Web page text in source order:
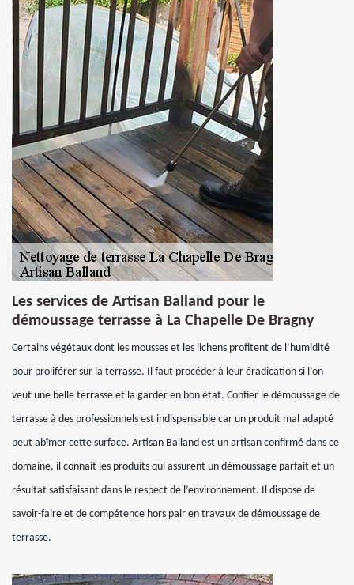
Les services de Artisan Balland pour le
démoussage terrasse à La Chapelle De Bragny
Certains végétaux dont les mousses et les lichens profitent de l’humidité
pour proliférer sur la terrasse. Il faut procéder à leur éradication si l’on
veut une belle terrasse et la garder en bon état. Confier le démoussage de
terrasse à des professionnels est indispensable car un produit mal adapté
peut abîmer cette surface. Artisan Balland est un artisan confirmé dans ce
domaine, il connait les produits qui assurent un démoussage parfait et un
résultat satisfaisant dans le respect de l’environnement. Il dispose de
savoir-faire et de compétence hors pair en travaux de démoussage de
terrasse.